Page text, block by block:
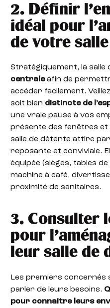
2. Définir
idéal pour
de votre
Stratégiquement, la salle
centraleafin de
accéder facilement.
soit bien distincte de
une vraie pause à vos
présente des fenêtres et
salle de détente attire
reposante et conviviale.
équipée (sièges, tables
machine à café,
proximité de sanitaires.
3. Consulter
pour
leur salle de
Les premiers concernés
parler de leurs besoins.
pour connaitre leurs